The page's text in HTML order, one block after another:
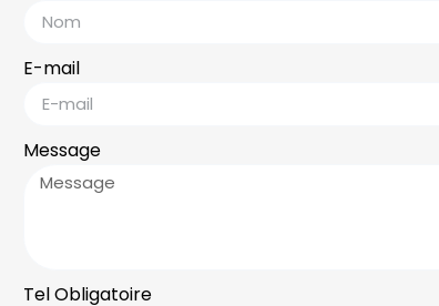
E-mail
Message
Tel Obligatoire